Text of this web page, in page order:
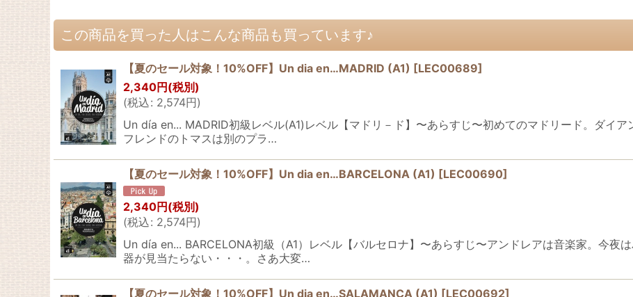
この商品を買った人はこんな商品も買っています♪
【夏のセール対象！10%OFF】Un dia en…MADRID (A1) [LEC00689]
2,340円 (税別)
(税込: 2,574円)
Un día en... MADRID初級レベル(A1)レベル【マドリ－ド】〜あらすじ〜初めてのマドリード。ダイ
フレンドのトマスは別のプラ…
【夏のセール対象！10%OFF】Un dia en…BARCELONA (A1) [LEC00690]
2,340円 (税別)
(税込: 2,574円)
Un día en... BARCELONA初級（A1）レベル【バルセロナ】〜あらすじ〜アンドレアは音楽家。今夜
器が見当たらない・・・。さあ大変…
【夏のセール対象！10%OFF】Un dia en…SALAMANCA (A1) [LEC00692]